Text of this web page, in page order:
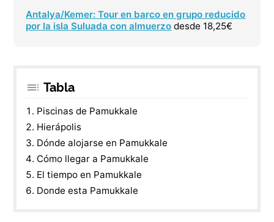
Antalya/Kemer: Tour en barco en grupo reducido
por la isla Suluada con almuerzo desde 18,25€
Tabla
Piscinas de Pamukkale
Hierápolis
Dónde alojarse en Pamukkale
Cómo llegar a Pamukkale
El tiempo en Pamukkale
Donde esta Pamukkale